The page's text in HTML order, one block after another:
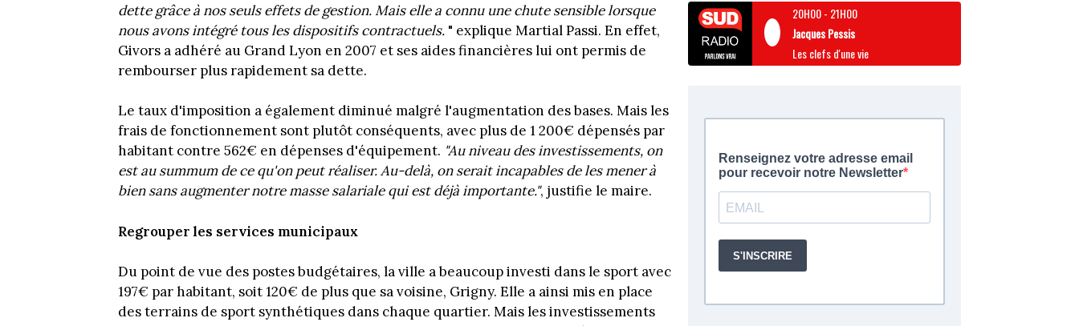
dette grâce à nos seuls effets de gestion. Mais elle a connu une chute sensible lorsque
nous avons intégré tous les dispositifs contractuels. " explique Martial Passi. En effet,
Givors a adhéré au Grand Lyon en 2007 et ses aides financières lui ont permis de
rembourser plus rapidement sa dette.
Le taux d'imposition a également diminué malgré l'augmentation des bases. Mais les
frais de fonctionnement sont plutôt conséquents, avec plus de 1 200€ dépensés par
habitant contre 562€ en dépenses d'équipement. "Au niveau des investissements, on
est au summum de ce qu'on peut réaliser. Au-delà, on serait incapables de les mener à
bien sans augmenter notre masse salariale qui est déjà importante.", justifie le maire.
Regrouper les services municipaux
Du point de vue des postes budgétaires, la ville a beaucoup investi dans le sport avec
197€ par habitant, soit 120€ de plus que sa voisine, Grigny. Elle a ainsi mis en place
des terrains de sport synthétiques dans chaque quartier. Mais les investissements
20H00- 21H00
Jacques Pessis
Les clefs d'une vie